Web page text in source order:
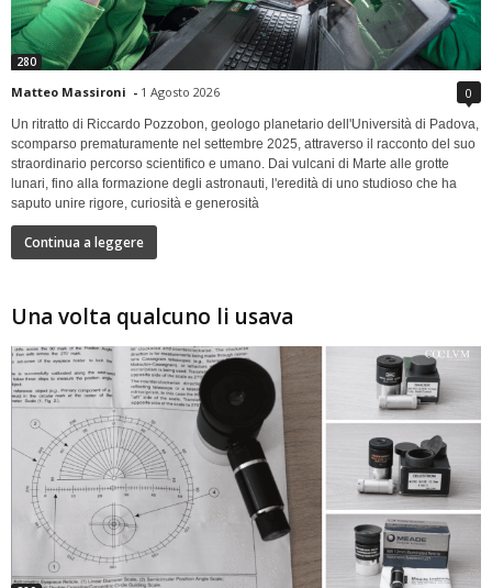
280
Matteo Massironi - 1 Agosto 2026 0
Un ritratto di Riccardo Pozzobon, geologo planetario dell'Università di Padova,
scomparso prematuramente nel settembre 2025, attraverso il racconto del suo
straordinario percorso scientifico e umano. Dai vulcani di Marte alle grotte
lunari, fino alla formazione degli astronauti, l'eredità di uno studioso che ha
saputo unire rigore, curiosità e generosità
Continua a leggere
Una volta qualcuno li usava